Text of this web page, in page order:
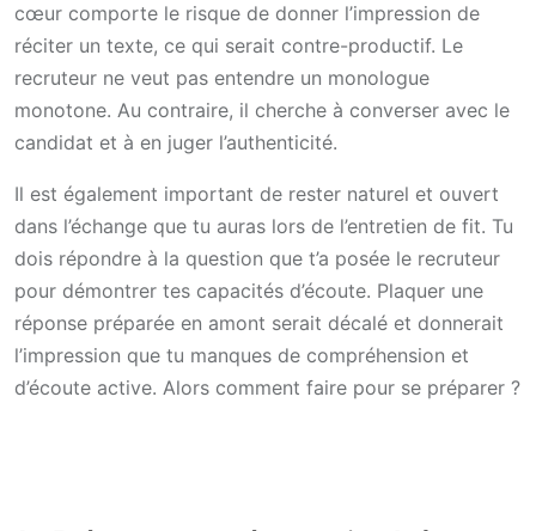
cœur comporte le risque de donner l’impression de
réciter un texte, ce qui serait contre-productif. Le
recruteur ne veut pas entendre un monologue
monotone. Au contraire, il cherche à converser avec le
candidat et à en juger l’authenticité.
Il est également important de rester naturel et ouvert
dans l’échange que tu auras lors de l’entretien de fit. Tu
dois répondre à la question que t’a posée le recruteur
pour démontrer tes capacités d’écoute. Plaquer une
réponse préparée en amont serait décalé et donnerait
l’impression que tu manques de compréhension et
d’écoute active. Alors comment faire pour se préparer ?